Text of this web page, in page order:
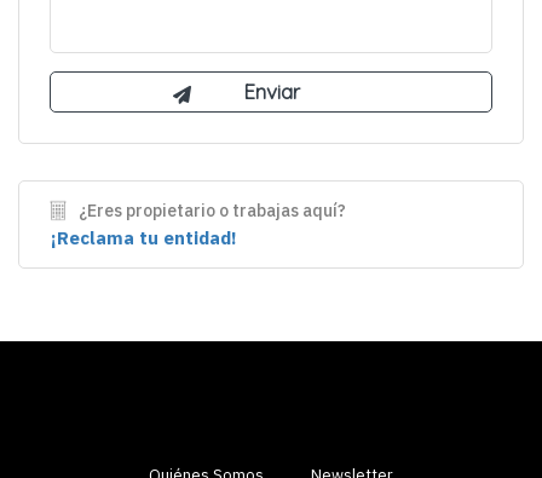
¿Eres propietario o trabajas aquí?
¡Reclama tu entidad!